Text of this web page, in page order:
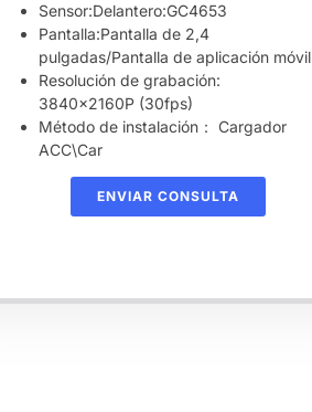
Sensor:Delantero:GC4653
Pantalla:Pantalla de 2,4
pulgadas/Pantalla de aplicación móvil
Resolución de grabación:
3840x2160P (30fps)
Método de instalación： Cargador
ACC\Car
ENVIAR CONSULTA